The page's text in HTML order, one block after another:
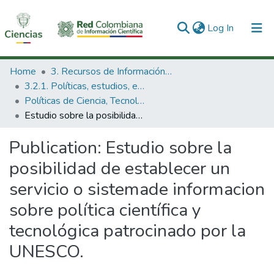
Log In (current)
Communities & Collections
All of DSpace
Statistics
Home
3. Recursos de Información Científica y Tecnológica
3.2.1. Políticas, estudios, evaluaciones e indicadores de CTeI
Políticas de Ciencia, Tecnología e Innovación
Estudio sobre la posibilidad de establecer un servicio o sistemade informacion sobre política científica y tecnológica patrocinado por la UNESCO.
Publication: Estudio sobre la
posibilidad de establecer un
servicio o sistemade informacion
sobre política científica y
tecnológica patrocinado por la
UNESCO.